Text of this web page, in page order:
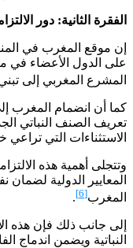
الفقرة الثانية: دور
إن موقع المغرب في
على الدول الأعضاء في
المشرع المغربي إلى تبني نظام متكامل لحماية
تعريف الصنف النباتي
الاستثناءات التي
وتتجلى أهمية هذه
المعايير الدولية
المغرب[6]
.
إلى جانب ذلك فإن هذه
النباتية ويضمن اندماج